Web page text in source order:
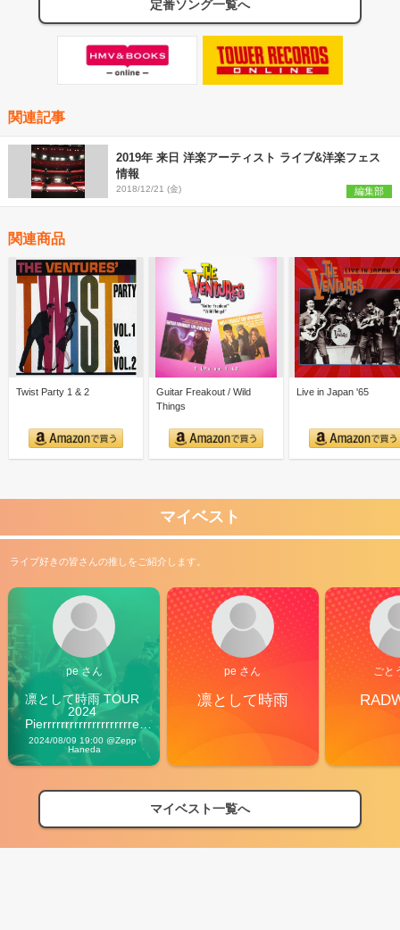
定番ソング一覧へ
関連記事
2019年 来日 洋楽アーティスト ライブ&洋楽フェス
情報
2018/12/21 (金) 編集部
関連商品
Twist Party 1 & 2
Guitar Freakout / Wild
Things
Live in Japan '65
マイベスト
ライブ好きの皆さんの推しをご紹介します。
pe さん
凛として時雨 TOUR
2024
Pierrrrrrrrrrrrrrrrrrrre
Vibes
2024/08/09 19:00 @Zepp
Haneda
pe さん
凛として時雨
ごと
マイベスト一覧へ